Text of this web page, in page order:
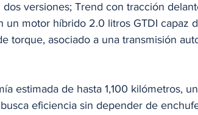
versiones; Trend con tracción
un motor híbrido 2.0 litros GTDI capaz
torque, asociado a una transmisión
estimada de hasta 1,100 kilómetros,
eficiencia sin depender de